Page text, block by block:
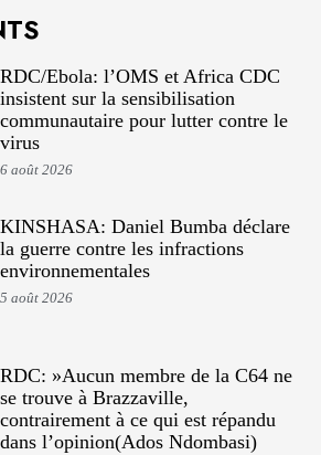
RDC/Ebola: l’OMS et Africa CDC
insistent sur la sensibilisation
communautaire pour lutter contre le
virus
6 août 2026
KINSHASA: Daniel Bumba déclare
la guerre contre les infractions
environnementales
5 août 2026
RDC: »Aucun membre de la C64 ne
se trouve à Brazzaville,
contrairement à ce qui est répandu
dans l’opinion(Ados Ndombasi)